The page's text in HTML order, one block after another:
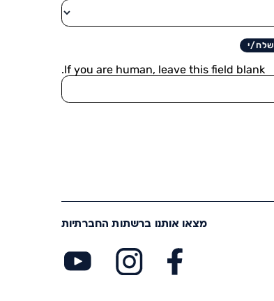
שלח/י
If you are human, leave this field blank.
מצאו אותנו ברשתות החברתיות